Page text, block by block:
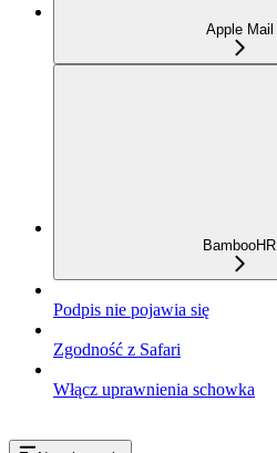
Apple Mail
BambooHR
Podpis nie pojawia się
Zgodność z Safari
Włącz uprawnienia schowka